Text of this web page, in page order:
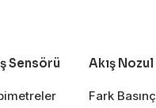
Sensörü Akış
Fark